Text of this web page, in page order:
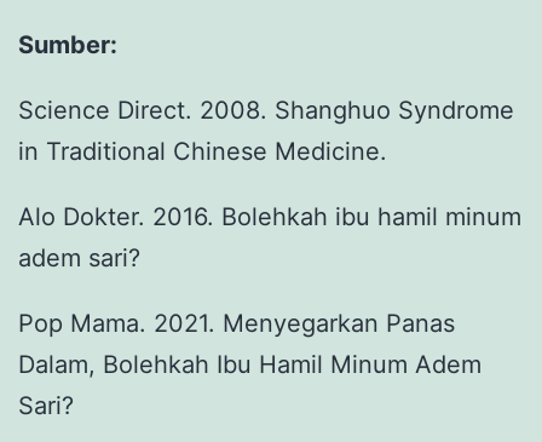
Sumber:
Science Direct. 2008. Shanghuo Syndrome
in Traditional Chinese Medicine.
Alo Dokter. 2016. Bolehkah ibu hamil minum
adem sari?
Pop Mama. 2021. Menyegarkan Panas
Dalam, Bolehkah Ibu Hamil Minum Adem
Sari?